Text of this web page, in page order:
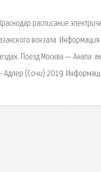
расписание
вокзала.
Поезд Москва — Анапа:
Адлер (Сочи) 2019.